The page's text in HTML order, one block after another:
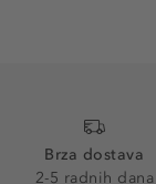
Brza dostava
2-5 radnih dana